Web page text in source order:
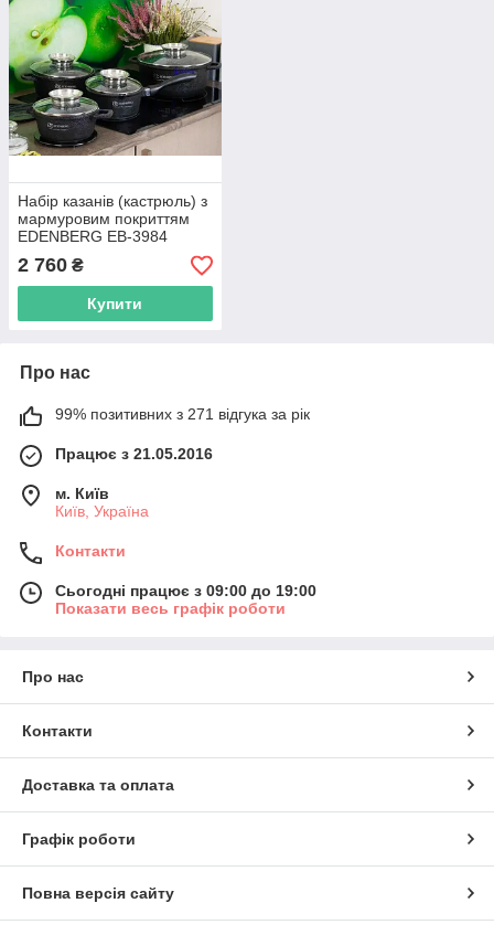
Набір казанів (кастрюль) з
мармуровим покриттям
EDENBERG EB-3984
Набір кухонного посуду 8
предметів R_1505
2 760 ₴
Купити
Про нас
99% позитивних з 271 відгука за рік
Працює з 21.05.2016
м. Київ
Київ, Україна
Контакти
Сьогодні працює з 09:00 до 19:00
Показати весь графік роботи
Про нас
Контакти
Доставка та оплата
Графік роботи
Повна версія сайту